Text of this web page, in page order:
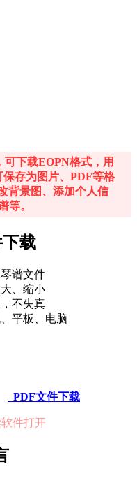
下载EOPN格式，用
存为图片、PDF等格
背景图、添加个人信
等。
载
谱文件
、缩小
不失真
平板、电脑
PDF文件下载
件打开